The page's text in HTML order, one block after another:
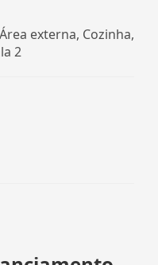
externa, Cozinha,
2